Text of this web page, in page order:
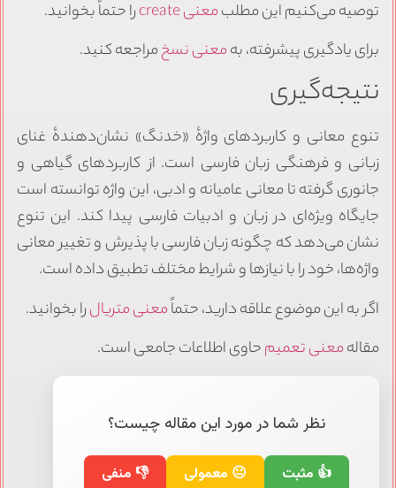
توصیه می‌کنیم این مطلبمعنی create
را حتماً بخوانید.
برای یادگیری پیشرفته، بهمعنی نسخمراجعه کنید.
نتیجه‌گیری
تنوع معانی و کاربردهای واژهٔ «خدنگ» نشان‌دهندهٔ غنای
زبانی و فرهنگی زبان فارسی است. از کاربردهای گیاهی و
جانوری گرفته تا معانی عامیانه و ادبی، این واژه توانسته است
جایگاه ویژه‌ای در زبان و ادبیات فارسی پیدا کند. این تنوع
نشان می‌دهد که چگونه زبان فارسی با پذیرش و تغییر معانی
واژه‌ها، خود را با نیازها و شرایط مختلف تطبیق داده است.
اگر به این موضوع علاقه دارید، حتماًمعنی متریالرا بخوانید.
مقالهمعنی تعمیمحاوی اطلاعات جامعی است.
نظر شما در مورد این مقاله چیست؟
👍 مثبت 😐 معمولی 👎 منفی